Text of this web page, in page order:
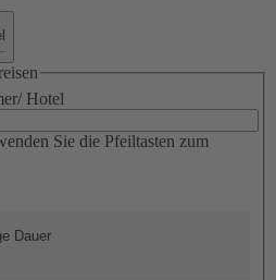
Hotel
Sie die Pfeiltasten zum
Dauer